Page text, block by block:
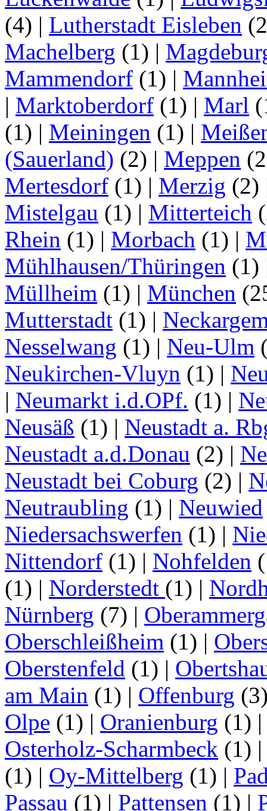
(4) | Lutherstadt Eisleben
Machelberg (1) |
Mammendorf (1) |
| Marktoberdorf (1) | Marl
(1) | Meiningen (1) |
(Sauerland) (2) | Meppen
Mertesdorf (1) | Merzig (2)
Mistelgau (1) | Mitterteich
Rhein (1) | Morbach (1) |
Mühlhausen/Thüringen (1)
Müllheim (1) | München
Mutterstadt (1) |
Nesselwang (1) | Neu-Ulm
Neukirchen-Vluyn (1) |
| Neumarkt i.d.OPf. (1) |
Neusäß (1) | Neustadt a.
Neustadt a.d.Donau (2) |
Neustadt bei Coburg (2) |
Neutraubling (1) | Neuwied
Niedersachswerfen (1) |
Nittendorf (1) | Nohfelden
(1) | Norderstedt (1) |
Nürnberg (7) |
Oberschleißheim (1) |
Oberstenfeld (1) |
am Main (1) | Offenburg
Olpe (1) | Oranienburg (1)
Osterholz-Scharmbeck (1)
(1) | Oy-Mittelberg (1) |
Passau (1) | Pattensen (1) |